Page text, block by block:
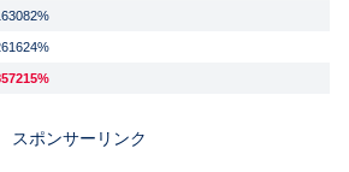
スポンサーリンク